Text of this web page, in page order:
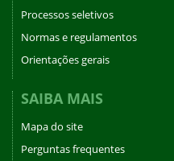
Processos seletivos
Normas e regulamentos
Orientações gerais
SAIBA MAIS
Mapa do site
Perguntas frequentes